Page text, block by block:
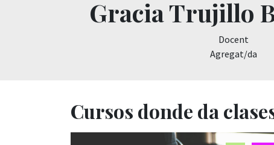
Gracia Trujillo
Docent
Agregat/da
Cursos donde da